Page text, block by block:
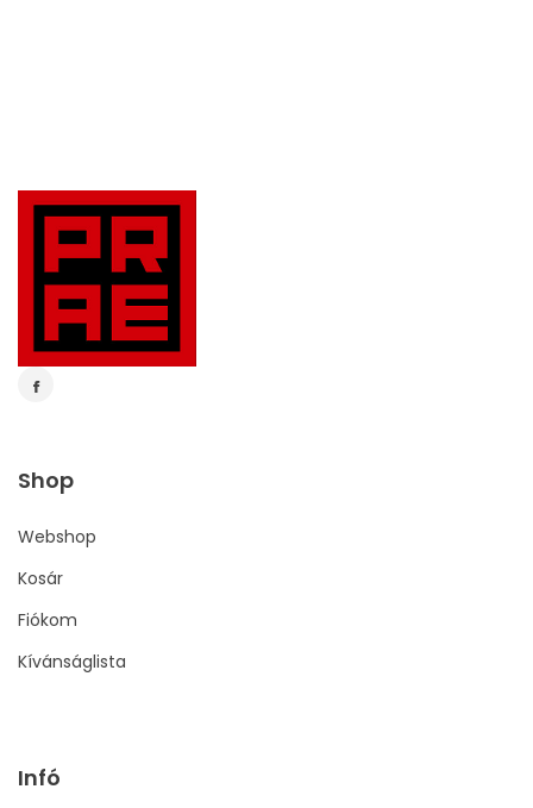
Shop
Webshop
Kosár
Fiókom
Kívánságlista
Infó